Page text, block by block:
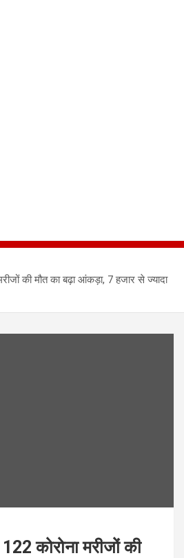
की मौत का बढ़ा आंकड़ा, 7 हजार से ज्यादा
कोरोना मरीजों की